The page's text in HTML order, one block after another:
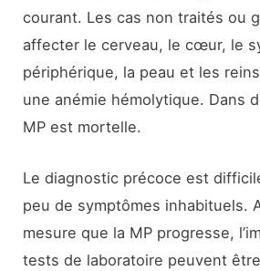
courant. Les cas non traités ou
affecter le cerveau, le cœur, le
périphérique, la peau et les
une anémie hémolytique. Dans
MP est mortelle.
Le diagnostic précoce est
peu de symptômes inhabituels.
mesure que la MP progresse,
tests de laboratoire peuvent